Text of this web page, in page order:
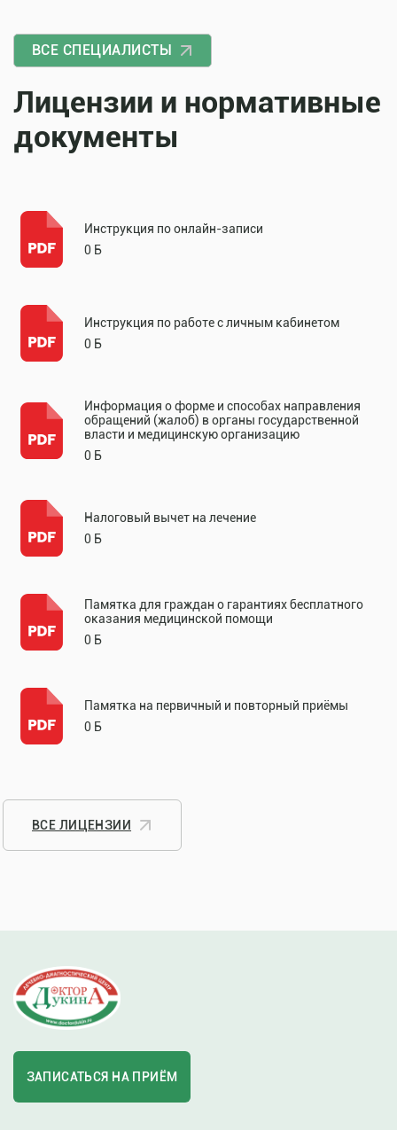
ВСЕ СПЕЦИАЛИСТЫ
Лицензии и нормативные
документы
Инструкция по онлайн-записи
0 Б
Инструкция по работе с личным кабинетом
0 Б
Информация о форме и способах направления
обращений (жалоб) в органы государственной
власти и медицинскую организацию
0 Б
Налоговый вычет на лечение
0 Б
Памятка для граждан о гарантиях бесплатного
оказания медицинской помощи
0 Б
Памятка на первичный и повторный приёмы
0 Б
ВСЕ ЛИЦЕНЗИИ
ЗАПИСАТЬСЯ НА ПРИЁМ